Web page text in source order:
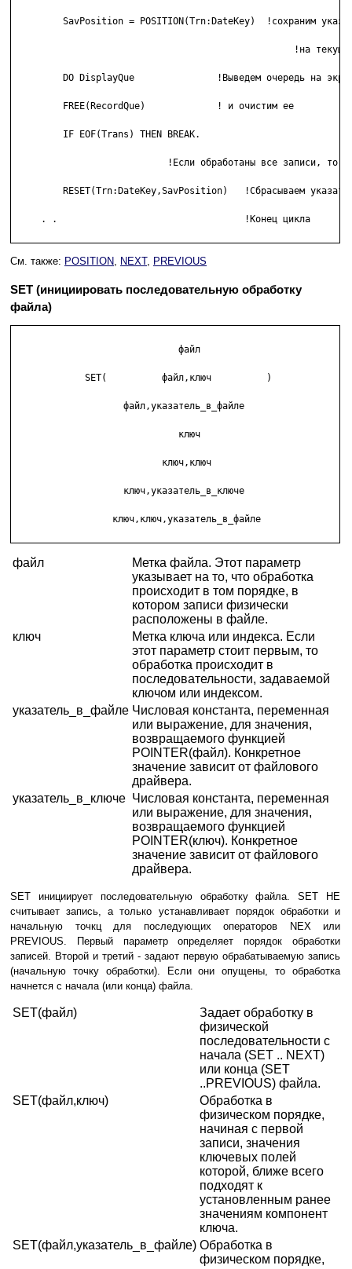
SavPosition = POSITION(Trn:DateKey)  !сохраним
DO DisplayQue               !Выведем очередь на
         FREE(RecordQue)             ! и очистим ее
         IF EOF(Trans) THEN BREAK.
!Если обработаны все записи, то
RESET(Trn:DateKey,SavPosition)   !Сбрасываем
     . .                                  !Конец цикла
См. также: POSITION, NEXT, PREVIOUS
SET (инициировать последовательную обработку
файла)
                              файл
             SET(          файл,ключ          )
                    файл,указатель_в_файле
                              ключ
                           ключ,ключ
                    ключ,указатель_в_ключе
                  ключ,ключ,указатель_в_файле
файл
Метка файла. Этот параметр
указывает на то, что обработка
происходит в том порядке, в
котором записи физически
расположены в файле.
ключ
Метка ключа или индекса. Если
этот параметр стоит первым, то
обработка происходит в
последовательности, задаваемой
ключом или индексом.
указатель_в_файле Числовая константа, переменная
или выражение, для значения,
возвращаемого функцией
POINTER(файл). Конкретное
значение зависит от файлового
драйвера.
указатель_в_ключе Числовая константа, переменная
или выражение, для значения,
возвращаемого функцией
POINTER(ключ). Конкретное
значение зависит от файлового
драйвера.
SET инициирует последовательную обработку файла. SET НЕ
считывает запись, а только устанавливает порядок обработки и
начальную точкц для последующих операторов NEX или
PREVIOUS. Первый параметр определяет порядок обработки
записей. Второй и третий - задают первую обрабатываемую запись
(начальную точку обработки). Если они опущены, то обработка
начнется с начала (или конца) файла.
SET(файл)
Задает обработку в
физической
последовательности с
начала (SET .. NEXT)
или конца (SET
..PREVIOUS) файла.
SET(файл,ключ)
Обработка в
физическом порядке,
начиная с первой
записи, значения
ключевых полей
которой, ближе всего
подходят к
установленным ранее
значениям компонент
ключа.
SET(файл,указатель_в_файле) Обработка в
физическом порядке,